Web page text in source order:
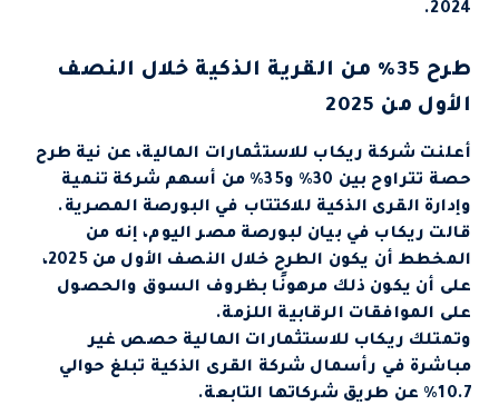
2024.
طرح 35% من القرية الذكية خلال النصف
الأول من 2025
أعلنت شركة ريكاب للاستثمارات المالية، عن نية طرح
حصة تتراوح بين 30% و35% من أسهم شركة تنمية
وإدارة القرى الذكية للاكتتاب في البورصة المصرية.
قالت ريكاب في بيان لبورصة مصر اليوم، إنه من
المخطط أن يكون الطرح خلال النصف الأول من 2025،
على أن يكون ذلك مرهونًا بظروف السوق والحصول
على الموافقات الرقابية اللزمة.
وتمتلك ريكاب للاستثمارات المالية حصص غير
مباشرة في رأسمال شركة القرى الذكية تبلغ حوالي
10.7% عن طريق شركاتها التابعة.